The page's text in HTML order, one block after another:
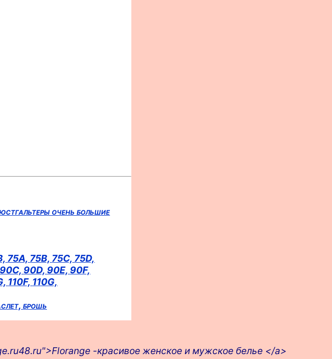
очень большие
75A, 75B, 75C, 75D,
90C, 90D, 90E, 90F,
110F, 110G,
брошь
-красивое женское и мужское белье </a>